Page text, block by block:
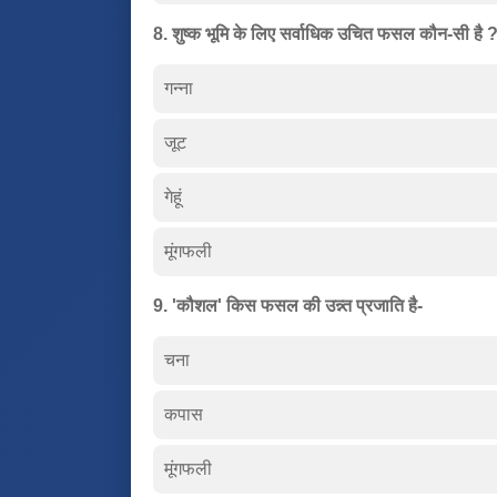
8. शुष्क भूमि के लिए सर्वाधिक उचित फसल कौन-सी है ?
गन्ना
जूट
गेहूं
मूंगफली
9. 'कौशल' किस फसल की उन्न्त प्रजाति है-
चना
कपास
मूंगफली